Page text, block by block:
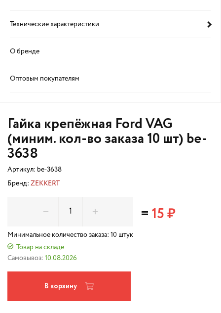
Технические характеристики
О бренде
Оптовым покупателям
Гайка крепёжная Ford VAG
(миним. кол-во заказа 10 шт) be-
3638
Артикул: be-3638
Бренд: ZEKKERT
Минимальное количество заказа: 10 штук
Товар на складе
Самовывоз: 10.08.2026
=15 ₽
В корзину